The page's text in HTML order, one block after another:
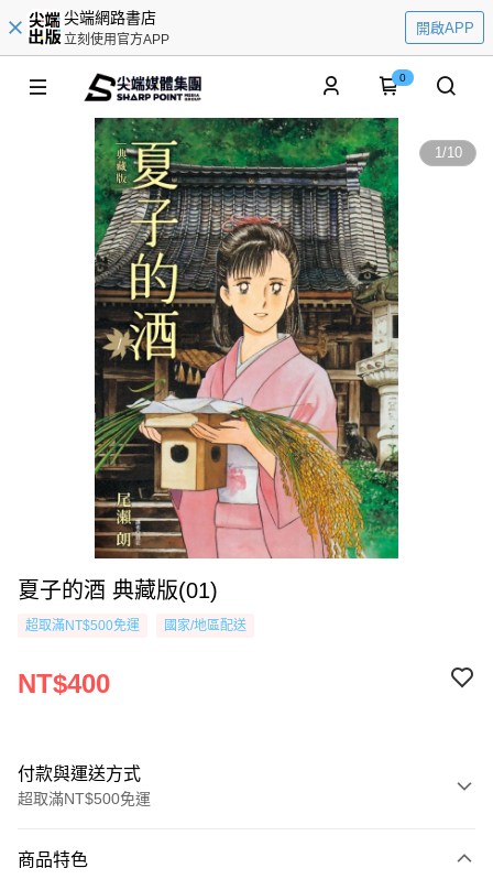
尖端網路書店
立刻使用官方APP
開啟APP
0
1/10
夏子的酒 典藏版(01)
超取滿NT$500免運 國家/地區配送
NT$400
付款與運送方式
超取滿NT$500免運
信用卡一次付款
商品特色